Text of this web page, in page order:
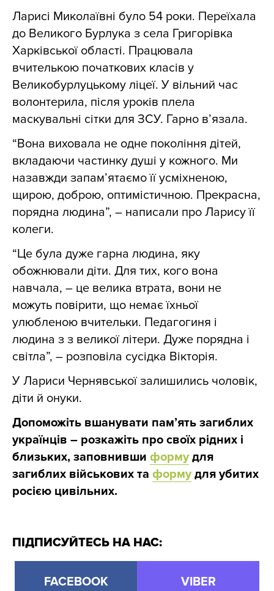
Ларисі Миколаївні було 54 роки. Переїхала
до Великого Бурлука з села Григорівка
Харківської області. Працювала
вчителькою початкових класів у
Великобурлуцькому ліцеї. У вільний час
волонтерила, після уроків плела
маскувальні сітки для ЗСУ. Гарно в’язала.
“Вона виховала не одне покоління дітей,
вкладаючи частинку душі у кожного. Ми
назавжди запам’ятаємо її усміхненою,
щирою, доброю, оптимістичною. Прекрасна,
порядна людина”, – написали про Ларису її
колеги.
“Це була дуже гарна людина, яку
обожнювали діти. Для тих, кого вона
навчала, – це велика втрата, вони не
можуть повірити, що немає їхньої
улюбленою вчительки. Педагогиня і
людина з з великої літери. Дуже порядна і
світла”, – розповіла сусідка Вікторія.
У Лариси Чернявської залишились чоловік,
діти й онуки.
Допоможіть вшанувати пам’ять загиблих
українців – розкажіть про своїх рідних і
близьких, заповнивши формудля
загиблих військових та формудля убитих
росією цивільних.
ПІДПИСУЙТЕСЬ НА НАС:
FACEBOOK VIBER